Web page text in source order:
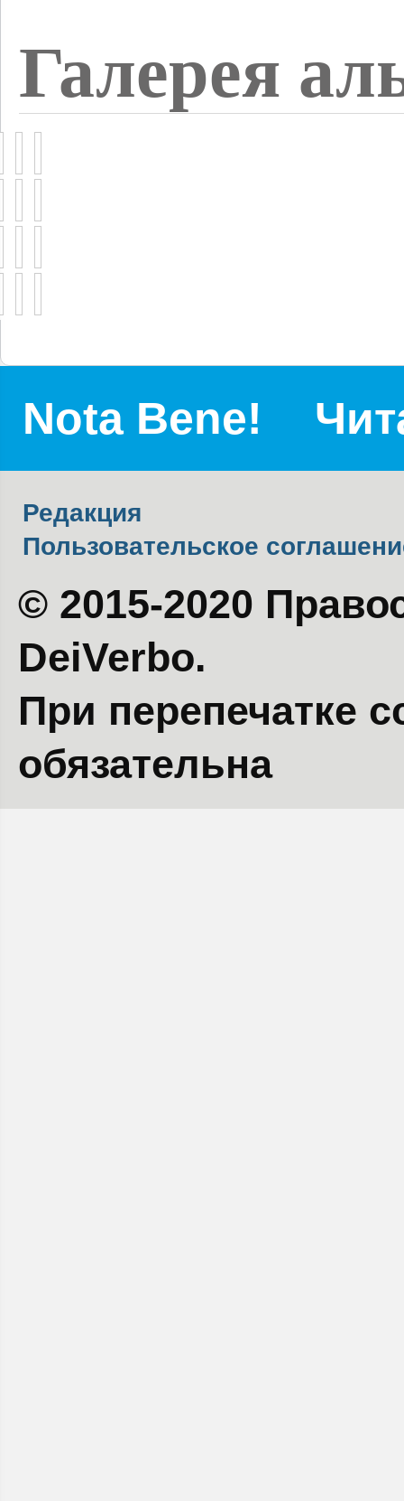
Галерея
Nota Bene!
Редакция
Пользовательское
© 2015-2020
DeiVerbo.
При перепечатке
обязательна